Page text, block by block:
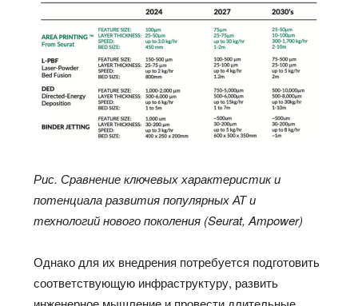
Рис. Сравнение ключевых характеристик и
потенциала развития популярных АТ и
технологий нового поколения (Seurat,Ampower)
Однако для их внедрения потребуется подготовить
соответствующую инфраструктуру, развить